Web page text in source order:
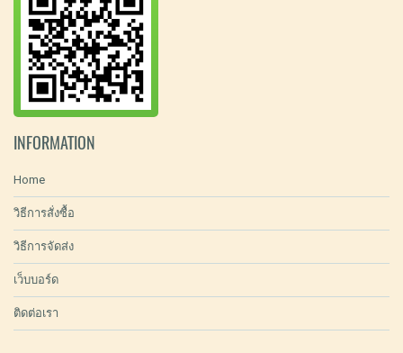
INFORMATION
Home
วิธีการสั่งซื้อ
วิธีการจัดส่ง
เว็บบอร์ด
ติดต่อเรา